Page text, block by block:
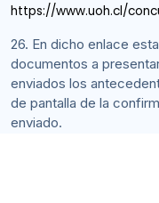
https://www.uoh.cl/
26. En dicho enlace
documentos a
enviados los
de pantalla de la
enviado.